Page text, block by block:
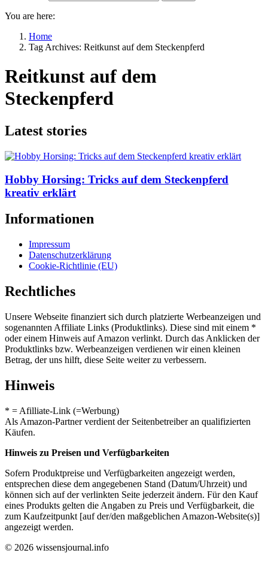
You are here:
Home
Tag Archives: Reitkunst auf dem Steckenpferd
Reitkunst auf dem
Steckenpferd
Latest stories
Hobby Horsing: Tricks auf dem Steckenpferd
kreativ erklärt
Informationen
Impressum
Datenschutzerklärung
Cookie-Richtlinie (EU)
Rechtliches
Unsere Webseite finanziert sich durch platzierte Werbeanzeigen und
sogenannten Affiliate Links (Produktlinks). Diese sind mit einem *
oder einem Hinweis auf Amazon verlinkt. Durch das Anklicken der
Produktlinks bzw. Werbeanzeigen verdienen wir einen kleinen
Betrag, der uns hilft, diese Seite weiter zu verbessern.
Hinweis
* = Afilliate-Link (=Werbung)
Als Amazon-Partner verdient der Seitenbetreiber an qualifizierten
Käufen.
Hinweis zu Preisen und Verfügbarkeiten
Sofern Produktpreise und Verfügbarkeiten angezeigt werden,
entsprechen diese dem angegebenen Stand (Datum/Uhrzeit) und
können sich auf der verlinkten Seite jederzeit ändern. Für den Kauf
eines Produkts gelten die Angaben zu Preis und Verfügbarkeit, die
zum Kaufzeitpunkt [auf der/den maßgeblichen Amazon-Website(s)]
angezeigt werden.
© 2026 wissensjournal.info